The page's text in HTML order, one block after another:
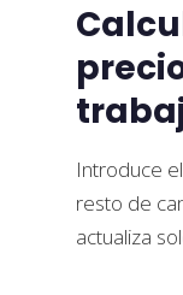
Introduce
resto de
actualiza